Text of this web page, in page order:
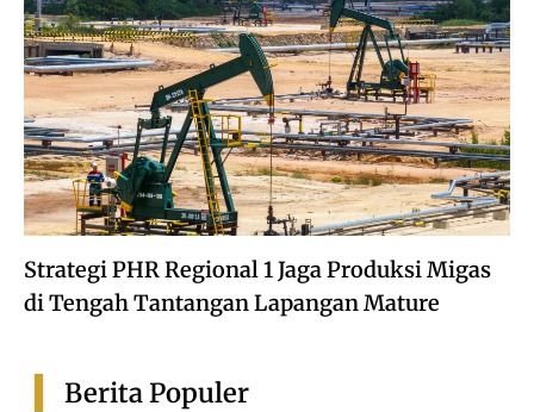
Strategi PHR Regional 1 Jaga Produksi Migas
di Tengah Tantangan Lapangan Mature
Berita Populer